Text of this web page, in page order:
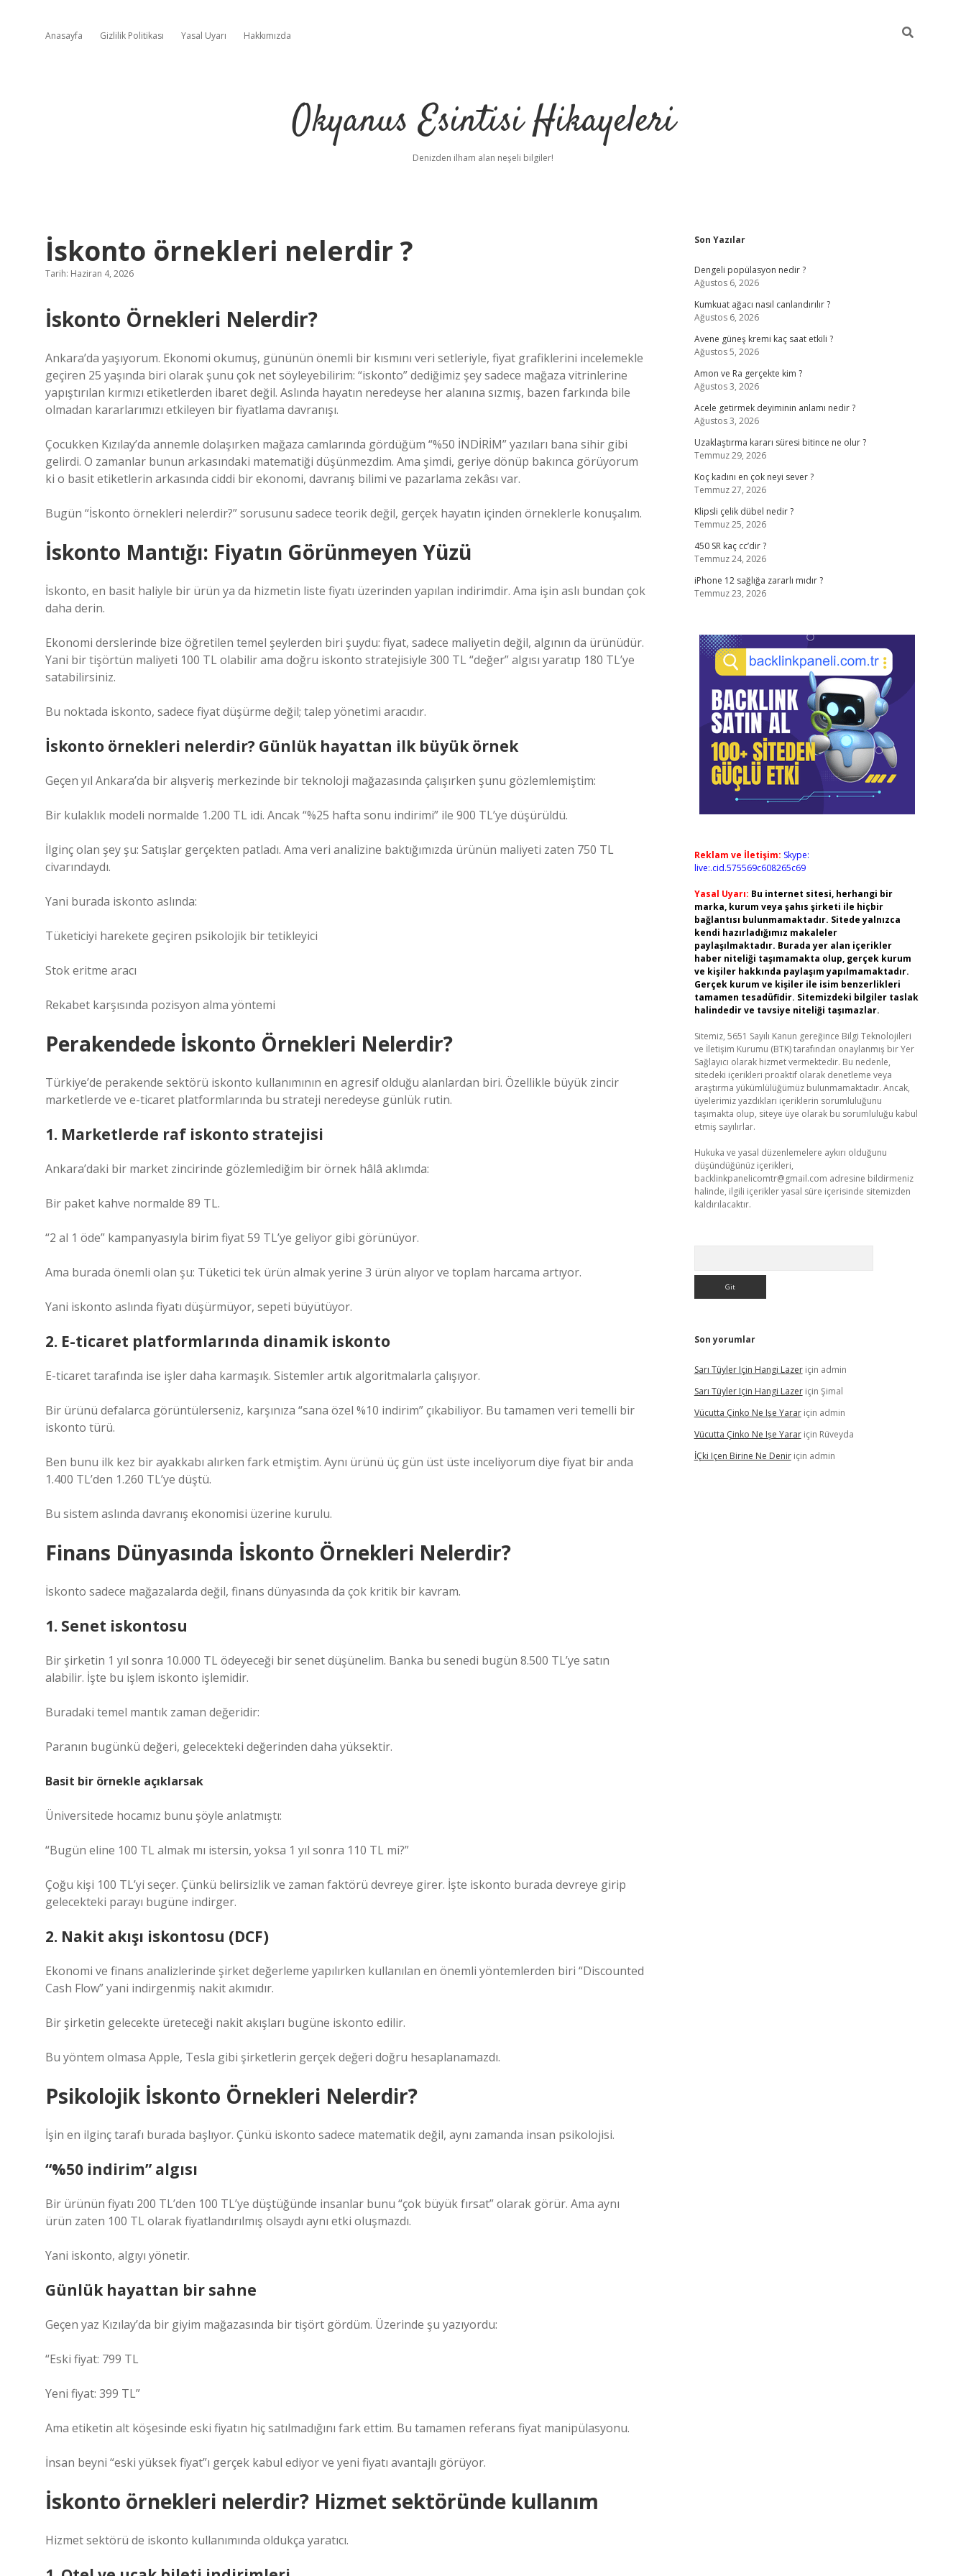
Anasayfa Gizlilik Politikası Yasal Uyarı Hakkımızda
Okyanus Esintisi Hikayeleri
Denizden ilham alan neşeli bilgiler!
İskonto örnekleri nelerdir ?
Tarih: Haziran 4, 2026
İskonto Örnekleri Nelerdir?
Ankara’da yaşıyorum. Ekonomi okumuş, gününün önemli bir kısmını veri setleriyle, fiyat grafiklerini incelemekle
geçiren 25 yaşında biri olarak şunu çok net söyleyebilirim: “iskonto” dediğimiz şey sadece mağaza vitrinlerine
yapıştırılan kırmızı etiketlerden ibaret değil. Aslında hayatın neredeyse her alanına sızmış, bazen farkında bile
olmadan kararlarımızı etkileyen bir fiyatlama davranışı.
Çocukken Kızılay’da annemle dolaşırken mağaza camlarında gördüğüm “%50 İNDİRİM” yazıları bana sihir gibi
gelirdi. O zamanlar bunun arkasındaki matematiği düşünmezdim. Ama şimdi, geriye dönüp bakınca görüyorum
ki o basit etiketlerin arkasında ciddi bir ekonomi, davranış bilimi ve pazarlama zekâsı var.
Bugün “İskonto örnekleri nelerdir?” sorusunu sadece teorik değil, gerçek hayatın içinden örneklerle konuşalım.
İskonto Mantığı: Fiyatın Görünmeyen Yüzü
İskonto, en basit haliyle bir ürün ya da hizmetin liste fiyatı üzerinden yapılan indirimdir. Ama işin aslı bundan çok
daha derin.
Ekonomi derslerinde bize öğretilen temel şeylerden biri şuydu: fiyat, sadece maliyetin değil, algının da ürünüdür.
Yani bir tişörtün maliyeti 100 TL olabilir ama doğru iskonto stratejisiyle 300 TL “değer” algısı yaratıp 180 TL’ye
satabilirsiniz.
Bu noktada iskonto, sadece fiyat düşürme değil; talep yönetimi aracıdır.
İskonto örnekleri nelerdir? Günlük hayattan ilk büyük örnek
Geçen yıl Ankara’da bir alışveriş merkezinde bir teknoloji mağazasında çalışırken şunu gözlemlemiştim:
Bir kulaklık modeli normalde 1.200 TL idi. Ancak “%25 hafta sonu indirimi” ile 900 TL’ye düşürüldü.
İlginç olan şey şu: Satışlar gerçekten patladı. Ama veri analizine baktığımızda ürünün maliyeti zaten 750 TL
civarındaydı.
Yani burada iskonto aslında:
Tüketiciyi harekete geçiren psikolojik bir tetikleyici
Stok eritme aracı
Rekabet karşısında pozisyon alma yöntemi
Perakendede İskonto Örnekleri Nelerdir?
Türkiye’de perakende sektörü iskonto kullanımının en agresif olduğu alanlardan biri. Özellikle büyük zincir
marketlerde ve e-ticaret platformlarında bu strateji neredeyse günlük rutin.
1. Marketlerde raf iskonto stratejisi
Ankara’daki bir market zincirinde gözlemlediğim bir örnek hâlâ aklımda:
Bir paket kahve normalde 89 TL.
“2 al 1 öde” kampanyasıyla birim fiyat 59 TL’ye geliyor gibi görünüyor.
Ama burada önemli olan şu: Tüketici tek ürün almak yerine 3 ürün alıyor ve toplam harcama artıyor.
Yani iskonto aslında fiyatı düşürmüyor, sepeti büyütüyor.
2. E-ticaret platformlarında dinamik iskonto
E-ticaret tarafında ise işler daha karmaşık. Sistemler artık algoritmalarla çalışıyor.
Bir ürünü defalarca görüntülerseniz, karşınıza “sana özel %10 indirim” çıkabiliyor. Bu tamamen veri temelli bir
iskonto türü.
Ben bunu ilk kez bir ayakkabı alırken fark etmiştim. Aynı ürünü üç gün üst üste inceliyorum diye fiyat bir anda
1.400 TL’den 1.260 TL’ye düştü.
Bu sistem aslında davranış ekonomisi üzerine kurulu.
Finans Dünyasında İskonto Örnekleri Nelerdir?
İskonto sadece mağazalarda değil, finans dünyasında da çok kritik bir kavram.
1. Senet iskontosu
Bir şirketin 1 yıl sonra 10.000 TL ödeyeceği bir senet düşünelim. Banka bu senedi bugün 8.500 TL’ye satın
alabilir. İşte bu işlem iskonto işlemidir.
Buradaki temel mantık zaman değeridir:
Paranın bugünkü değeri, gelecekteki değerinden daha yüksektir.
Basit bir örnekle açıklarsak
Üniversitede hocamız bunu şöyle anlatmıştı:
“Bugün eline 100 TL almak mı istersin, yoksa 1 yıl sonra 110 TL mi?”
Çoğu kişi 100 TL’yi seçer. Çünkü belirsizlik ve zaman faktörü devreye girer. İşte iskonto burada devreye girip
gelecekteki parayı bugüne indirger.
2. Nakit akışı iskontosu (DCF)
Ekonomi ve finans analizlerinde şirket değerleme yapılırken kullanılan en önemli yöntemlerden biri “Discounted
Cash Flow” yani indirgenmiş nakit akımıdır.
Bir şirketin gelecekte üreteceği nakit akışları bugüne iskonto edilir.
Bu yöntem olmasa Apple, Tesla gibi şirketlerin gerçek değeri doğru hesaplanamazdı.
Psikolojik İskonto Örnekleri Nelerdir?
İşin en ilginç tarafı burada başlıyor. Çünkü iskonto sadece matematik değil, aynı zamanda insan psikolojisi.
“%50 indirim” algısı
Bir ürünün fiyatı 200 TL’den 100 TL’ye düştüğünde insanlar bunu “çok büyük fırsat” olarak görür. Ama aynı
ürün zaten 100 TL olarak fiyatlandırılmış olsaydı aynı etki oluşmazdı.
Yani iskonto, algıyı yönetir.
Günlük hayattan bir sahne
Geçen yaz Kızılay’da bir giyim mağazasında bir tişört gördüm. Üzerinde şu yazıyordu:
“Eski fiyat: 799 TL
Yeni fiyat: 399 TL”
Ama etiketin alt köşesinde eski fiyatın hiç satılmadığını fark ettim. Bu tamamen referans fiyat manipülasyonu.
İnsan beyni “eski yüksek fiyat”ı gerçek kabul ediyor ve yeni fiyatı avantajlı görüyor.
İskonto örnekleri nelerdir? Hizmet sektöründe kullanım
Hizmet sektörü de iskonto kullanımında oldukça yaratıcı.
Sidebar
Son Yazılar
Dengeli popülasyon nedir ?
Ağustos 6, 2026
Kumkuat ağacı nasıl canlandırılır ?
Ağustos 6, 2026
Avene güneş kremi kaç saat etkili ?
Ağustos 5, 2026
Amon ve Ra gerçekte kim ?
Ağustos 3, 2026
Acele getirmek deyiminin anlamı nedir ?
Ağustos 3, 2026
Uzaklaştırma kararı süresi bitince ne olur ?
Temmuz 29, 2026
Koç kadını en çok neyi sever ?
Temmuz 27, 2026
Klipsli çelik dübel nedir ?
Temmuz 25, 2026
450 SR kaç cc’dir ?
Temmuz 24, 2026
iPhone 12 sağlığa zararlı mıdır ?
Temmuz 23, 2026
Reklam ve İletişim: Skype:
live:.cid.575569c608265c69
Yasal Uyarı: Bu internet sitesi, herhangi bir
marka, kurum veya şahıs şirketi ile hiçbir
bağlantısı bulunmamaktadır. Sitede yalnızca
kendi hazırladığımız makaleler
paylaşılmaktadır. Burada yer alan içerikler
haber niteliği taşımamakta olup, gerçek kurum
ve kişiler hakkında paylaşım yapılmamaktadır.
Gerçek kurum ve kişiler ile isim benzerlikleri
tamamen tesadüfidir. Sitemizdeki bilgiler taslak
halindedir ve tavsiye niteliği taşımazlar.
Sitemiz, 5651 Sayılı Kanun gereğince Bilgi Teknolojileri
ve İletişim Kurumu (BTK) tarafından onaylanmış bir Yer
Sağlayıcı olarak hizmet vermektedir. Bu nedenle,
sitedeki içerikleri proaktif olarak denetleme veya
araştırma yükümlülüğümüz bulunmamaktadır. Ancak,
üyelerimiz yazdıkları içeriklerin sorumluluğunu
taşımakta olup, siteye üye olarak bu sorumluluğu kabul
etmiş sayılırlar.
Hukuka ve yasal düzenlemelere aykırı olduğunu
düşündüğünüz içerikleri,
backlinkpanelicomtr@gmail.com adresine bildirmeniz
halinde, ilgili içerikler yasal süre içerisinde sitemizden
kaldırılacaktır.
Son yorumlar
Sarı Tüyler Için Hangi Lazeriçin admin
Sarı Tüyler Için Hangi Lazeriçin Şimal
Vücutta Çinko Ne Işe Yarariçin admin
Vücutta Çinko Ne Işe Yarariçin Rüveyda
İÇki Içen Birine Ne Deniriçin admin